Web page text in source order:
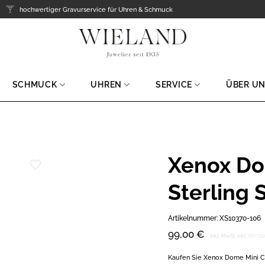
hochwertiger Gravurservice für Uhren & Schmuck
SCHMUCK UHREN SERVICE ÜBER
Xenox
Sterling
Artikelnummer: XS10370-106
99,00 € inkl. MwSt. inkl.
Kaufen Sie Xenox Dome Mini